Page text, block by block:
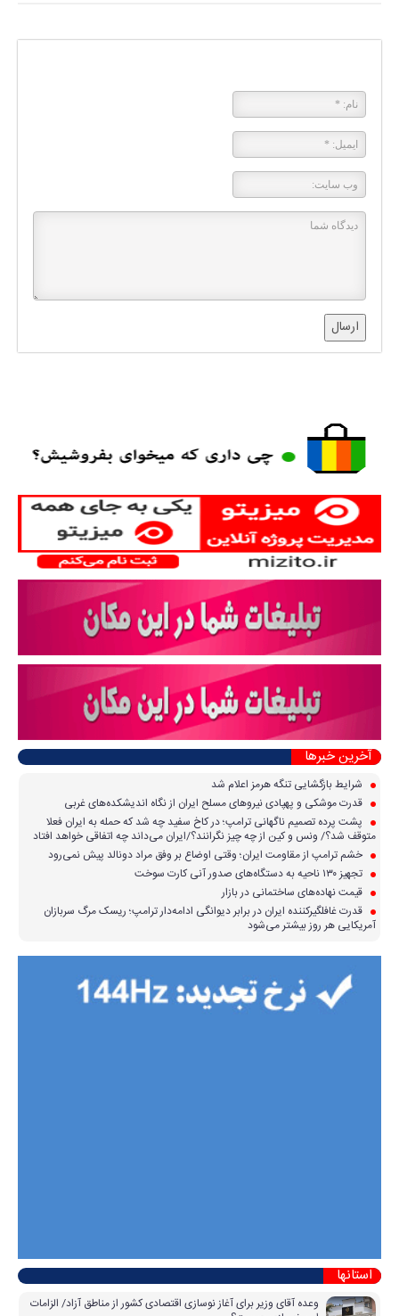
ارسال
آخرین خبرها
شرایط بازگشایی تنگه هرمز اعلام شد
قدرت موشکی و پهپادی نیرو‌های مسلح ایران از نگاه اندیشکده‌های غربی
پشت پرده تصمیم ناگهانی ترامپ؛ در کاخ سفید چه شد که حمله به ایران فعلا
متوقف شد؟/ ونس و کین از چه چیز نگرانند؟/ایران می‌داند چه اتفاقی خواهد افتاد
خشم ترامپ از مقاومت ایران؛ وقتی اوضاع بر وفق مراد دونالد پیش نمی‌رود
تجهیز ۱۳۰ ناحیه به دستگاه‌های صدور آنی کارت سوخت
قیمت نهاده‌های ساختمانی در بازار
قدرت غافلگیرکننده ایران در برابر دیوانگی ادامه‌دار ترامپ؛ ریسک مرگ سربازان
آمریکایی هر روز بیشتر می‌شود
استانها
وعده آقای وزیر برای آغاز نوسازی اقتصادی کشور از مناطق آزاد/ الزامات